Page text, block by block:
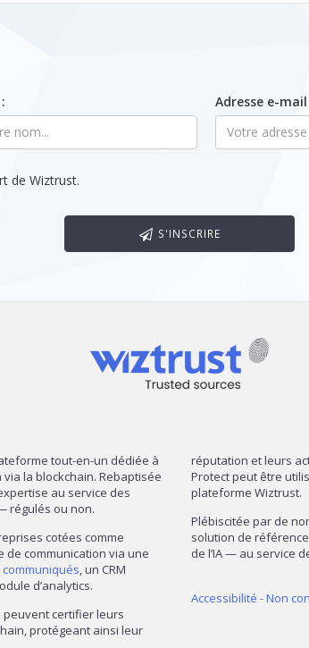
Adresse e-mail
de Wiztrust.
S'INSCRIRE
tout-en-un dédiée à
la blockchain. Rebaptisée
au service des
régulés ou non.
cotées comme
de communication via une
, un CRM
d’analytics.
peuvent certifier leurs
protégeant ainsi leur
réputation et leurs
Protect peut être
plateforme Wiztrust.
Plébiscitée par de
solution de
de l’IA — au service
Accessibilité - Non